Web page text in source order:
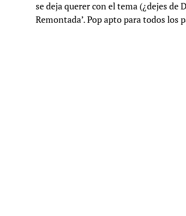
se deja querer con el tema (¿dejes de
Remontada’. Pop apto para todos los